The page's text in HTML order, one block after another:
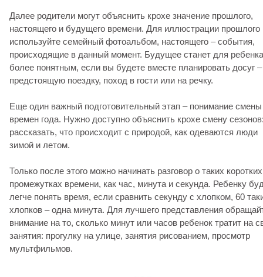
Далее родители могут объяснить крохе значение прошлого,
настоящего и будущего времени. Для иллюстрации прошлого
используйте семейный фотоальбом, настоящего – события,
происходящие в данный момент. Будущее станет для ребенка
более понятным, если вы будете вместе планировать досуг –
предстоящую поездку, поход в гости или на речку.
Еще один важный подготовительный этап – понимание смены
времен года. Нужно доступно объяснить крохе смену
рассказать, что происходит с природой, как одеваются люди
зимой и летом.
Только после этого можно начинать разговор о таких коротких
промежутках времени, как час, минута и секунда. Ребенку
легче понять время, если сравнить секунду с хлопком, 60
хлопков – одна минута. Для лучшего представления
внимание на то, сколько минут или часов ребенок тратит на
занятия: прогулку на улице, занятия рисованием, просмотр
мультфильмов.